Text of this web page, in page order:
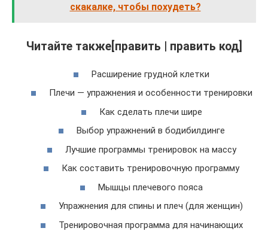
скакалке, чтобы похудеть?
Читайте также[править | править код]
Расширение грудной клетки
Плечи — упражнения и особенности тренировки
Как сделать плечи шире
Выбор упражнений в бодибилдинге
Лучшие программы тренировок на массу
Как составить тренировочную программу
Мышцы плечевого пояса
Упражнения для спины и плеч (для женщин)
Тренировочная программа для начинающих